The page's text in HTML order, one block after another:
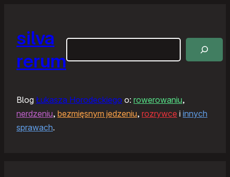
silva
rerum
Blog Łukasza Horodeckiego o: rowerowaniu,
nerdzeniu, bezmięsnym jedzeniu, rozrywce i innych
sprawach.